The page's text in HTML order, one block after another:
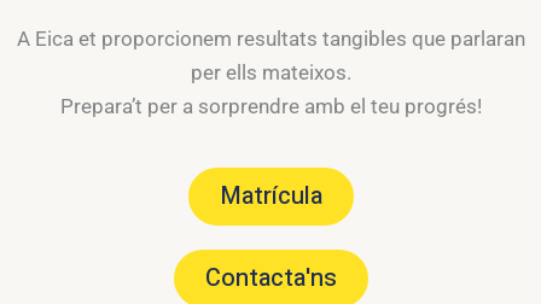
A Eica et proporcionem resultats tangibles que parlaran
per ells mateixos.
Prepara’t per a sorprendre amb el teu progrés!
Matrícula
Contacta'ns